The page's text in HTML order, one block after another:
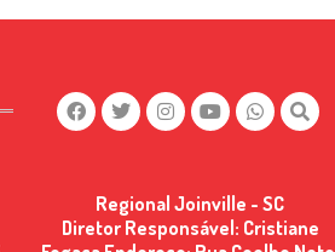
Regional Joinville - SC
Diretor Responsável: Cristiane